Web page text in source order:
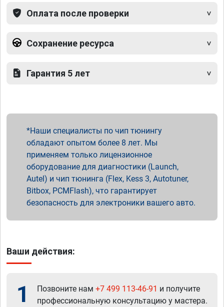
Оплата после проверки
Сохранение ресурса
Гарантия 5 лет
Наши специалисты по чип тюнингу
обладают опытом более 8 лет. Мы
применяем только лицензионное
оборудование для диагностики (Launch,
Autel) и чип тюнинга (Flex, Kess 3, Autotuner,
Bitbox, PCMFlash), что гарантирует
безопасность для электроники вашего авто.
Ваши действия:
1 Позвоните нам +7 499 113-46-91 и получите
профессиональную консультацию у мастера.